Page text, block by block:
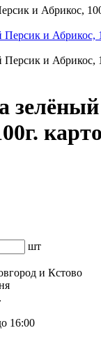
и Абрикос,
шт
и Кстово
16:00